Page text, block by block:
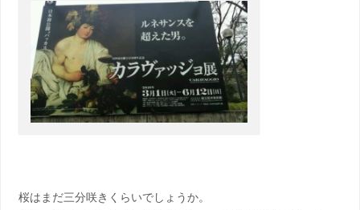
桜はまだ三分咲きくらいでしょうか。